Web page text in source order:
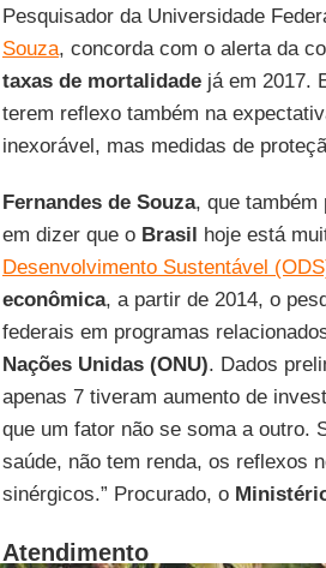
Pesquisador da Universidade
Souza, concorda com o alerta da
taxas de mortalidadejá em 2017.
terem reflexo também na
inexorável, mas medidas de
Fernandes de Souza, que também
em dizer que o Brasil hoje está
Desenvolvimento Sustentável
econômica, a partir de 2014, o
federais em programas
Nações Unidas (ONU). Dados
apenas 7 tiveram aumento de
que um fator não se soma a outro.
saúde, não tem renda, os reflexos
sinérgicos.” Procurado, o
Atendimento